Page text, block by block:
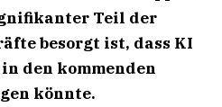
Teil der
besorgt ist, dass KI
den kommenden
könnte.